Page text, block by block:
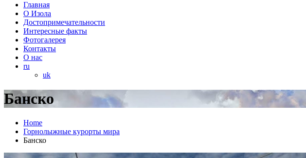
Главная
О Изола
Достопримечательности
Интересные факты
Фотогалерея
Контакты
О нас
ru
uk
Банско
Home
Горнолыжные курорты мира
Банско